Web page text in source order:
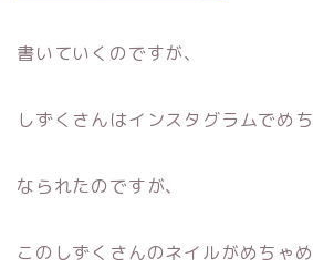
書いていくのですが、
しずくさんはインスタグラムでめ
なられたのですが、
このしずくさんのネイルがめちゃ